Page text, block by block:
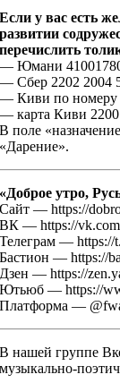
Если у вас есть
развитии
перечислить
— Юмани
— Сбер 2202 2004
— Киви по номеру
— карта Киви 2200
В поле
«Дарение».
«Доброе утро,
Сайт — https://
ВК — https://
Телеграм — https://
Бастион — https://
Дзен — https://
Ютьюб — https://
Платформа —
В нашей группе
музыкально-